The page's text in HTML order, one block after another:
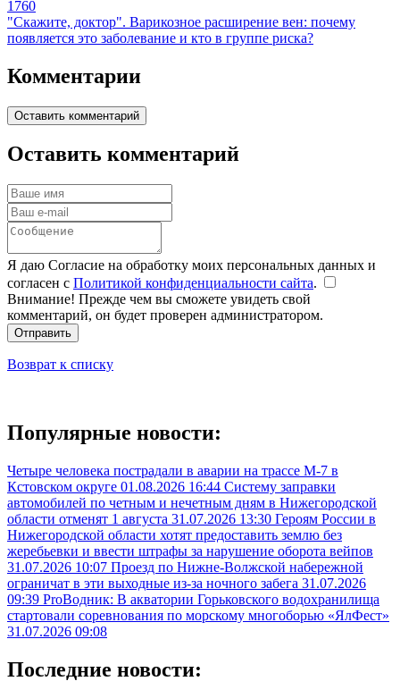
1760
"Скажите, доктор". Варикозное расширение вен: почему
появляется это заболевание и кто в группе риска?
Комментарии
Оставить комментарий
Оставить комментарий
Я даю Согласие на обработку моих персональных данных и
согласен с Политикой конфиденциальности сайта.
Внимание! Прежде чем вы сможете увидеть свой
комментарий, он будет проверен администратором.
Отправить
Возврат к списку
Популярные новости:
Четыре человека пострадали в аварии на трассе М-7 в
Кстовском округе 01.08.2026 16:44 Систему заправки
автомобилей по четным и нечетным дням в Нижегородской
области отменят 1 августа 31.07.2026 13:30 Героям России в
Нижегородской области хотят предоставить землю без
жеребьевки и ввести штрафы за нарушение оборота вейпов
31.07.2026 10:07 Проезд по Нижне-Волжской набережной
ограничат в эти выходные из-за ночного забега 31.07.2026
09:39 ProВодник: В акватории Горьковского водохранилища
стартовали соревнования по морскому многоборью «ЯлФест»
31.07.2026 09:08
Последние новости: